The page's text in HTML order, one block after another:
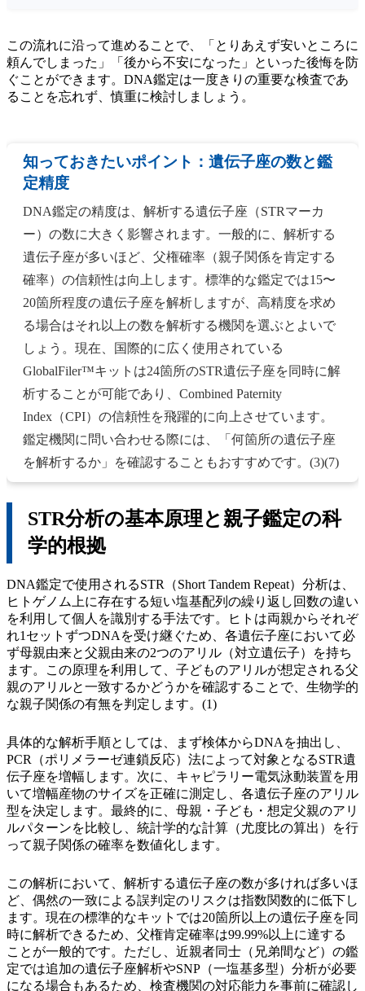
この流れに沿って進めることで、「とりあえず安いところに
頼んでしまった」「後から不安になった」といった後悔を防
ぐことができます。DNA鑑定は一度きりの重要な検査であ
ることを忘れず、慎重に検討しましょう。
知っておきたいポイント：遺伝子座の数と鑑
定精度
DNA鑑定の精度は、解析する遺伝子座（STRマーカ
ー）の数に大きく影響されます。一般的に、解析する
遺伝子座が多いほど、父権確率（親子関係を肯定する
確率）の信頼性は向上します。標準的な鑑定では15〜
20箇所程度の遺伝子座を解析しますが、高精度を求め
る場合はそれ以上の数を解析する機関を選ぶとよいで
しょう。現在、国際的に広く使用されている
GlobalFiler™キットは24箇所のSTR遺伝子座を同時に解
析することが可能であり、Combined Paternity
Index（CPI）の信頼性を飛躍的に向上させています。
鑑定機関に問い合わせる際には、「何箇所の遺伝子座
を解析するか」を確認することもおすすめです。(3)(7)
STR分析の基本原理と親子鑑定の科
学的根拠
DNA鑑定で使用されるSTR（Short Tandem Repeat）分析は、
ヒトゲノム上に存在する短い塩基配列の繰り返し回数の違い
を利用して個人を識別する手法です。ヒトは両親からそれぞ
れ1セットずつDNAを受け継ぐため、各遺伝子座において必
ず母親由来と父親由来の2つのアリル（対立遺伝子）を持ち
ます。この原理を利用して、子どものアリルが想定される父
親のアリルと一致するかどうかを確認することで、生物学的
な親子関係の有無を判定します。(1)
具体的な解析手順としては、まず検体からDNAを抽出し、
PCR（ポリメラーゼ連鎖反応）法によって対象となるSTR遺
伝子座を増幅します。次に、キャピラリー電気泳動装置を用
いて増幅産物のサイズを正確に測定し、各遺伝子座のアリル
型を決定します。最終的に、母親・子ども・想定父親のアリ
ルパターンを比較し、統計学的な計算（尤度比の算出）を行
って親子関係の確率を数値化します。
この解析において、解析する遺伝子座の数が多ければ多いほ
ど、偶然の一致による誤判定のリスクは指数関数的に低下し
ます。現在の標準的なキットでは20箇所以上の遺伝子座を同
時に解析できるため、父権肯定確率は99.99%以上に達する
ことが一般的です。ただし、近親者同士（兄弟間など）の鑑
定では追加の遺伝子座解析やSNP（一塩基多型）分析が必要
になる場合もあるため、検査機関の対応能力を事前に確認し